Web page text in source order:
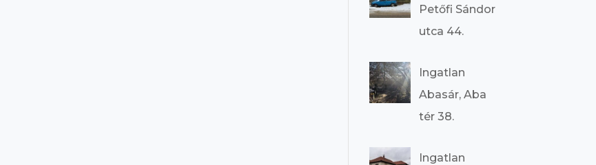
Petőfi Sándor
utca 44.
Ingatlan
Abasár, Aba
tér 38.
Ingatlan